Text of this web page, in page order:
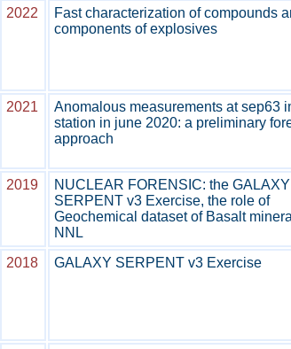
2022
Fast characterization of compounds
components of explosives
2021
Anomalous measurements at sep63
station in june 2020: a preliminary
approach
2019
NUCLEAR FORENSIC: the GALAXY
SERPENT v3 Exercise, the role of
Geochemical dataset of Basalt
NNL
2018 GALAXY SERPENT v3 Exercise